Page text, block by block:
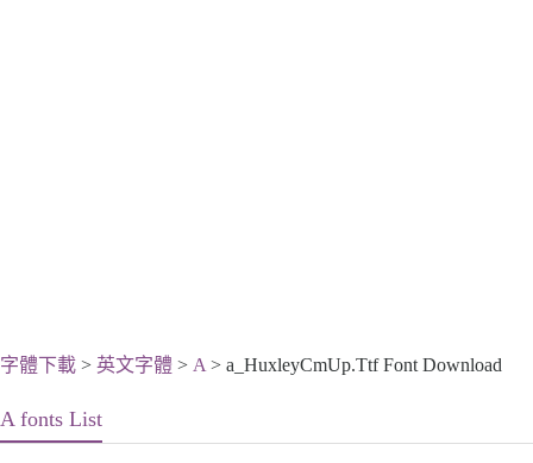
字體下載 > 英文字體 > A > a_HuxleyCmUp.Ttf Font Download
A fonts List